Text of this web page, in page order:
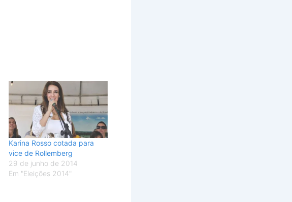
Karina Rosso cotada para
vice de Rollemberg
29 de junho de 2014
Em "Eleições 2014"